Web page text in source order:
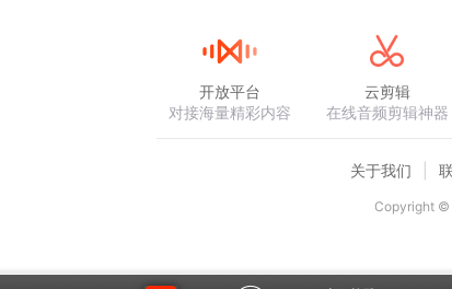
开放平台
对接海量精彩内容
云剪辑
在线音频剪辑神器
关于我们
Copyright ©